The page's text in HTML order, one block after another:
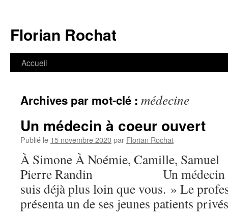
contenu
Florian Rochat
Accueil
Archives par mot-clé : médecine
Un médecin à coeur ouvert
Publié le 15 novembre 2020par Florian Rochat
À Simone À Noémie, Camille,
Pierre Randin Un médecin à
suis déjà plus loin que vous. » Le
présenta un de ses jeunes patients